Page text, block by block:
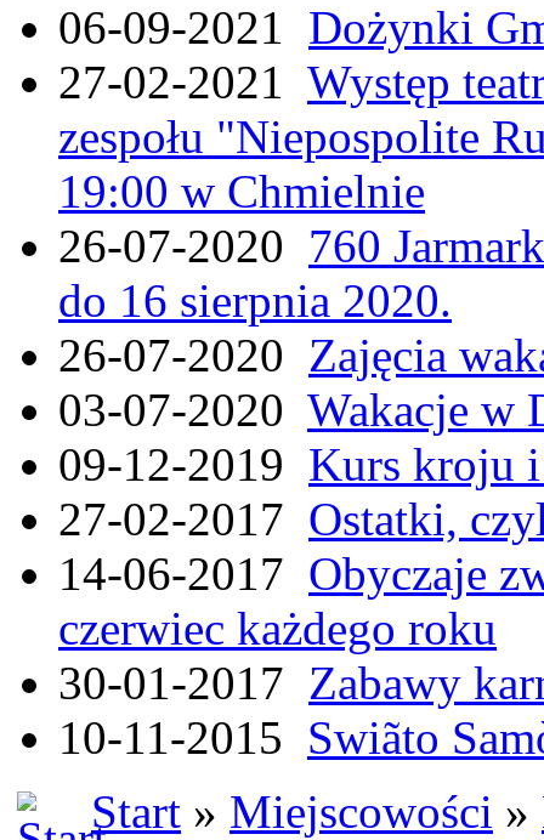
06-09-2021 Dożynki
27-02-2021 Występ
zespołu "Niepospolite
19:00 w Chmielnie
26-07-2020 760
do 16 sierpnia 2020.
26-07-2020 Zajęcia
03-07-2020 Wakacje w
09-12-2019 Kurs kroju i
27-02-2017 Ostatki,
14-06-2017 Obyczaje
czerwiec każdego roku
30-01-2017 Zabawy
10-11-2015 Swiãto
Start » Miejscowości »